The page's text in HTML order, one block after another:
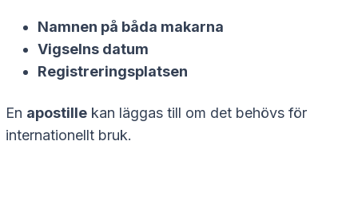
Namnen på båda makarna
Vigselns datum
Registreringsplatsen
En apostille kan läggas till om det behövs för
internationellt bruk.